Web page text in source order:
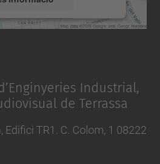
Accepta
Industrial,
de Terrassa
Edifici TR1. C. Colom, 1 08222